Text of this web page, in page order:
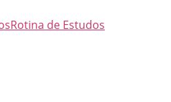
Rotina de Estudos